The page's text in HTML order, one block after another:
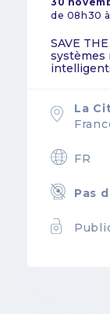
de 08h30
SAVE
systèmes
La
FR
Pas